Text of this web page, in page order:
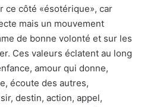
ce côté «ésotérique», car
mais un mouvement
de bonne volonté et sur les
Ces valeurs éclatent au long
amour qui donne,
écoute des autres,
destin, action, appel,